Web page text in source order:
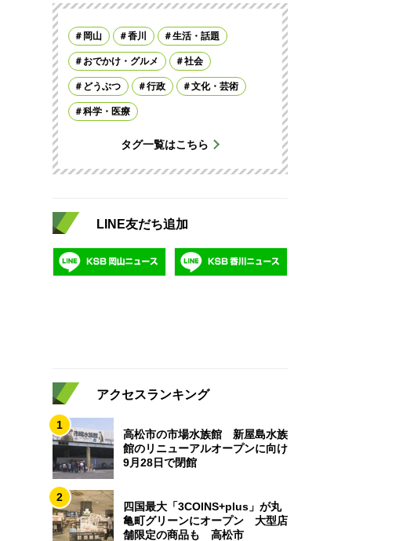
岡山 香川 生活・話題
おでかけ・グルメ 社会
どうぶつ 行政 文化・芸術
科学・医療
タグ一覧はこちら
LINE友だち追加
アクセスランキング
1
高松市の市場水族館 新屋島水族
館のリニューアルオープンに向け
9月28日で閉館
2
四国最大「3COINS+plus」が丸
亀町グリーンにオープン 大型店
舗限定の商品も 高松市